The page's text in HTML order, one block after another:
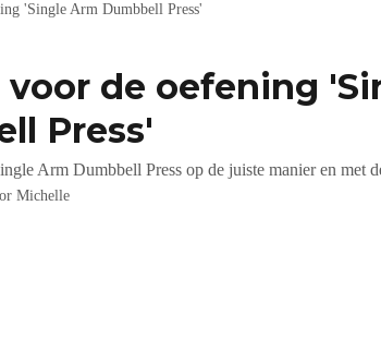
'Single Arm Dumbbell Press'
de oefening
Press'
Arm Dumbbell Press op de juiste manier en met
Michelle